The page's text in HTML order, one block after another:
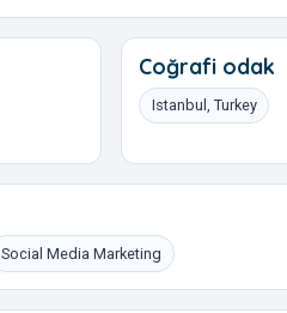
Coğrafi odak
Istanbul, Turkey
Social Media Marketing